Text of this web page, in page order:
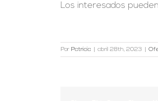
Los interesados
Por Patricia abril 28th, 2023